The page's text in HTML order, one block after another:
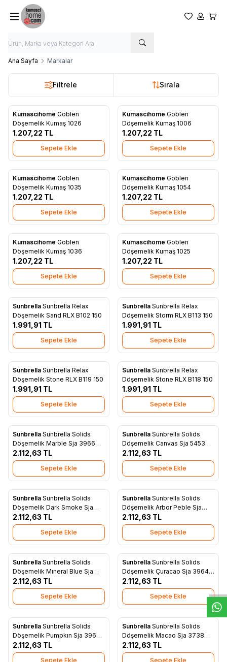
WhtsappDeseHatt
Favorilerim
Hesabım
Ana Sayfa Markalar
Filtrele Sırala
Yeni
Favorilere Ekle
Kumascihome Goblen
Döşemelik Kumaş 1026
1.207,22 TL
Sepete Ekle
Yeni
Favorilere Ekle
Kumascihome Goblen
Döşemelik Kumaş 1006
1.207,22 TL
Sepete Ekle
Yeni
Favorilere Ekle
Kumascihome Goblen
Döşemelik Kumaş 1035
1.207,22 TL
Sepete Ekle
Yeni
Favorilere Ekle
Kumascihome Goblen
Döşemelik Kumaş 1054
1.207,22 TL
Sepete Ekle
Yeni
Favorilere Ekle
Kumascihome Goblen
Döşemelik Kumaş 1036
1.207,22 TL
Sepete Ekle
Yeni
Favorilere Ekle
Kumascihome Goblen
Döşemelik Kumaş 1025
1.207,22 TL
Sepete Ekle
Yeni
Favorilere Ekle
Sunbrella Sunbrella Relax
Döşemelik Sand RLX B102 150
1.991,91 TL
Sepete Ekle
Yeni
Favorilere Ekle
Sunbrella Sunbrella Relax
Döşemelik Storm RLX B113 150
1.991,91 TL
Sepete Ekle
Yeni
Favorilere Ekle
Sunbrella Sunbrella Relax
Döşemelik Stone RLX B119 150
1.991,91 TL
Sepete Ekle
Yeni
Favorilere Ekle
Sunbrella Sunbrella Relax
Döşemelik Stone RLX B118 150
1.991,91 TL
Sepete Ekle
Yeni
Favorilere Ekle
Sunbrella Sunbrella Solids
Döşemelik Marble Sja 3966
137
2.112,63 TL
Sepete Ekle
Yeni
Favorilere Ekle
Sunbrella Sunbrella Solids
Döşemelik Canvas Sja 5453
137
2.112,63 TL
Sepete Ekle
Yeni
Favorilere Ekle
Sunbrella Sunbrella Solids
Döşemelik Dark Smoke Sja
3792 137
2.112,63 TL
Sepete Ekle
Yeni
Favorilere Ekle
Sunbrella Sunbrella Solids
Döşemelik Arbor Peble Sja
48009 137
2.112,63 TL
Sepete Ekle
Yeni
Favorilere Ekle
Sunbrella Sunbrella Solids
Döşemelik Mıneral Blue Sja
5420 137
2.112,63 TL
Sepete Ekle
Yeni
Favorilere Ekle
Sunbrella Sunbrella Solids
Döşemelik Çuracao Sja 3964
137
2.112,63 TL
Sepete Ekle
Yeni
Favorilere Ekle
Sunbrella Sunbrella Solids
Döşemelik Pumpkın Sja 3969
137
2.112,63 TL
Sepete Ekle
Yeni
Favorilere Ekle
Sunbrella Sunbrella Solids
Döşemelik Macao Sja 3738
137
2.112,63 TL
Sepete Ekle